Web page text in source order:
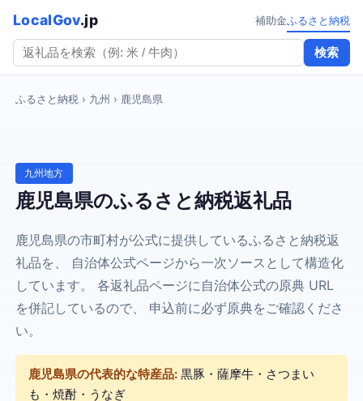
LocalGov.jp
検索
補助金ふるさと納税
ふるさと納税 › 九州 › 鹿児島県
九州地方
鹿児島県のふるさと納税返礼品
鹿児島県の市町村が公式に提供しているふるさと納税返
礼品を、 自治体公式ページから一次ソースとして構造化
しています。 各返礼品ページに自治体公式の原典 URL
を併記しているので、 申込前に必ず原典をご確認くださ
い。
鹿児島県の代表的な特産品: 黒豚・薩摩牛・さつまい
も・焼酎・うなぎ